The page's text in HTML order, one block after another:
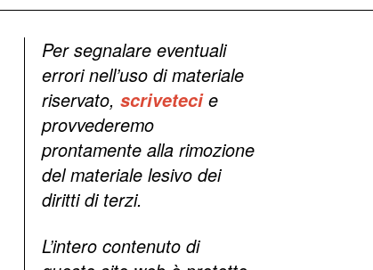
Per segnalare eventuali
errori nell’uso di materiale
riservato, scriveteci e
provvederemo
prontamente alla rimozione
del materiale lesivo dei
diritti di terzi.
L’intero contenuto di